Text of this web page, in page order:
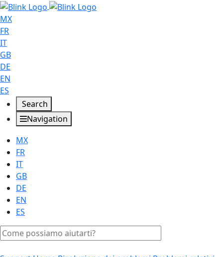
MX
FR
IT
GB
DE
EN
ES
Search
Navigation
MX
FR
IT
GB
DE
EN
ES